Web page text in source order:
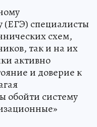
(ЕГЭ) специалисты
схем,
так и на их
активно
и доверие к
обойти систему